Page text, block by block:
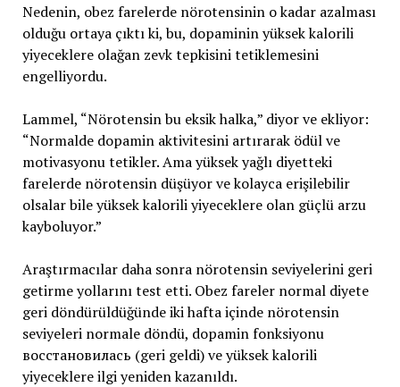
Nedenin, obez farelerde nörotensinin o kadar azalması
olduğu ortaya çıktı ki, bu, dopaminin yüksek kalorili
yiyeceklere olağan zevk tepkisini tetiklemesini
engelliyordu.
Lammel, “Nörotensin bu eksik halka,” diyor ve ekliyor:
“Normalde dopamin aktivitesini artırarak ödül ve
motivasyonu tetikler. Ama yüksek yağlı diyetteki
farelerde nörotensin düşüyor ve kolayca erişilebilir
olsalar bile yüksek kalorili yiyeceklere olan güçlü arzu
kayboluyor.”
Araştırmacılar daha sonra nörotensin seviyelerini geri
getirme yollarını test etti. Obez fareler normal diyete
geri döndürüldüğünde iki hafta içinde nörotensin
seviyeleri normale döndü, dopamin fonksiyonu
восстановилась (geri geldi) ve yüksek kalorili
yiyeceklere ilgi yeniden kazanıldı.